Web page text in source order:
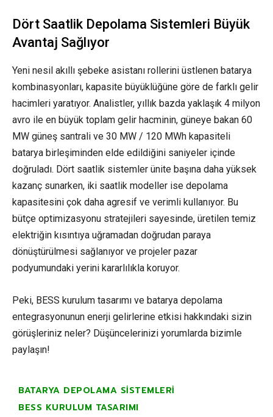
Dört Saatlik Depolama Sistemleri Büyük
Avantaj Sağlıyor
Yeni nesil akıllı şebeke asistanı rollerini üstlenen batarya
kombinasyonları, kapasite büyüklüğüne göre de farklı gelir
hacimleri yaratıyor. Analistler, yıllık bazda yaklaşık 4 milyon
avro ile en büyük toplam gelir hacminin, güneye bakan 60
MW güneş santrali ve 30 MW / 120 MWh kapasiteli
batarya birleşiminden elde edildiğini saniyeler içinde
doğruladı. Dört saatlik sistemler ünite başına daha yüksek
kazanç sunarken, iki saatlik modeller ise depolama
kapasitesini çok daha agresif ve verimli kullanıyor. Bu
bütçe optimizasyonu stratejileri sayesinde, üretilen temiz
elektriğin kısıntıya uğramadan doğrudan paraya
dönüştürülmesi sağlanıyor ve projeler pazar
podyumundaki yerini kararlılıkla koruyor.
Peki, BESS kurulum tasarımı ve batarya depolama
entegrasyonunun enerji gelirlerine etkisi hakkındaki sizin
görüşleriniz neler? Düşüncelerinizi yorumlarda bizimle
paylaşın!
BATARYA DEPOLAMA SISTEMLERI
BESS KURULUM TASARIMI